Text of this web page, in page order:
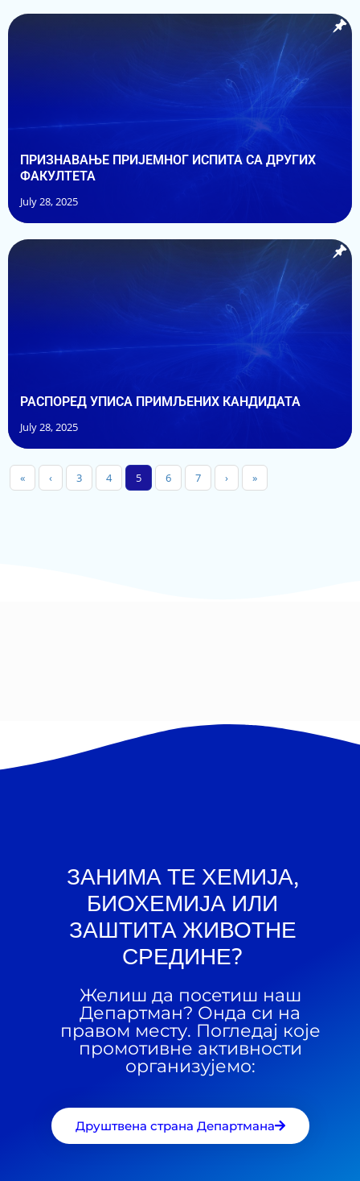
ПРИЗНАВАЊЕ ПРИЈЕМНOГ ИСПИТА СА ДРУГИХ
ФАКУЛТЕТА
July 28, 2025
РАСПОРЕД УПИСА ПРИМЉЕНИХ КАНДИДАТА
July 28, 2025
« ‹ 3 4 5 6 7 › »
ЗАНИМА ТЕ ХЕМИЈА,
БИОХЕМИЈА ИЛИ
ЗАШТИТА ЖИВОТНЕ
СРЕДИНЕ?
Желиш да посетиш наш
Департман? Онда си на
правом месту. Погледај које
промотивне активности
организујемо:
Друштвена страна Департмана